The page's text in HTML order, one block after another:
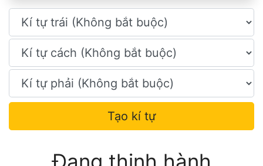
Tạo kí tự
Đang thịnh hành